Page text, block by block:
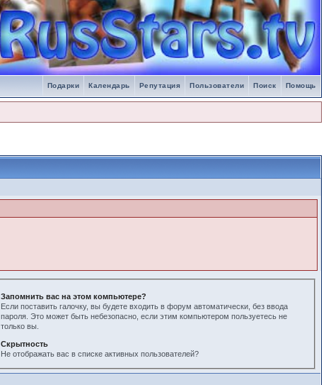
Помощь
Поиск
Пользователи
Репутация
Календарь
Подарки
Запомнить вас на этом компьютере?
Если поставить галочку, вы будете входить в форум автоматически, без ввода
пароля. Это может быть небезопасно, если этим компьютером пользуетесь не
только вы.
Скрытность
Не отображать вас в списке активных пользователей?